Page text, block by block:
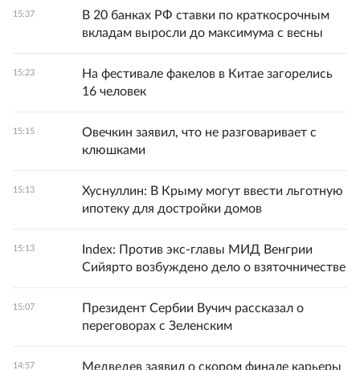
15:37
В 20 банках РФ ставки по краткосрочным
вкладам выросли до максимума с весны
15:23
На фестивале факелов в Китае загорелись
16 человек
15:15
Овечкин заявил, что не разговаривает с
клюшками
15:13
Хуснуллин: В Крыму могут ввести льготную
ипотеку для достройки домов
15:13
Index: Против экс-главы МИД Венгрии
Сийярто возбуждено дело о взяточничестве
15:07
Президент Сербии Вучич рассказал о
переговорах с Зеленским
14:57
Медведев заявил о скором финале карьеры